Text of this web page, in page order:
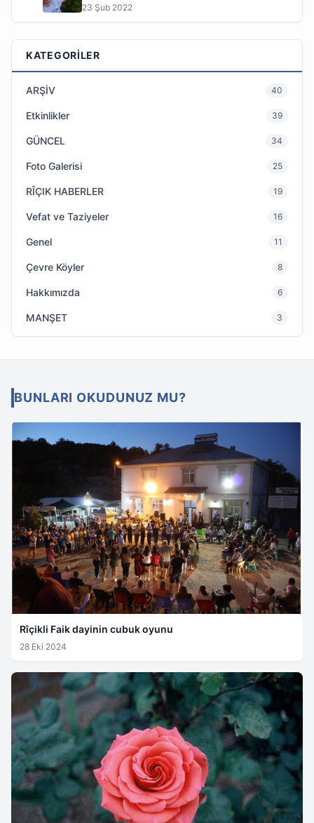
23 Şub 2022
KATEGORILER
ARŞİV 40
Etkinlikler 39
GÜNCEL 34
Foto Galerisi 25
RÎÇIK HABERLER 19
Vefat ve Taziyeler 16
Genel 11
Çevre Köyler 8
Hakkımızda 6
MANŞET 3
BUNLARI OKUDUNUZ MU?
Rîçikli Faik dayinin cubuk oyunu
28 Eki 2024